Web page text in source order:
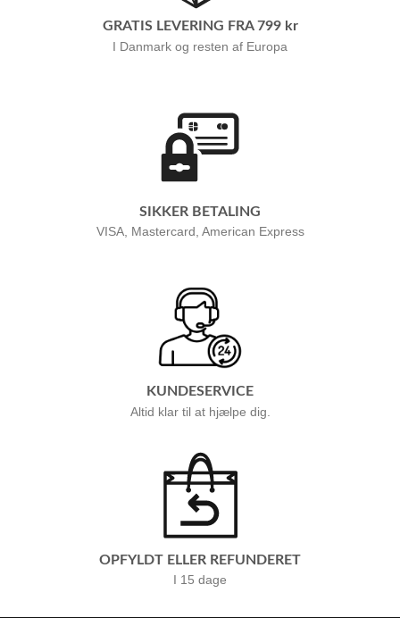
GRATIS LEVERING FRA 799 kr
I Danmark og resten af Europa
SIKKER BETALING
VISA, Mastercard, American Express
KUNDESERVICE
Altid klar til at hjælpe dig.
OPFYLDT ELLER REFUNDERET
I 15 dage